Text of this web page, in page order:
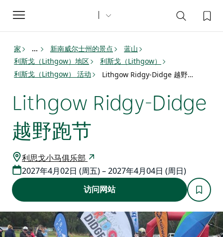
Toggle
navigation
家 ... 新南威尔士州的景点
蓝山
利斯戈（Lithgow）地区
利斯戈（Lithgow）
利斯戈（Lithgow） 活动
Lithgow Ridgy-Didge 越野跑节
Lithgow Ridgy-Didge
越野跑节
利思戈小马俱乐部
2027年4月02日 (周五) – 2027年4月04日 (周日)
访问网站